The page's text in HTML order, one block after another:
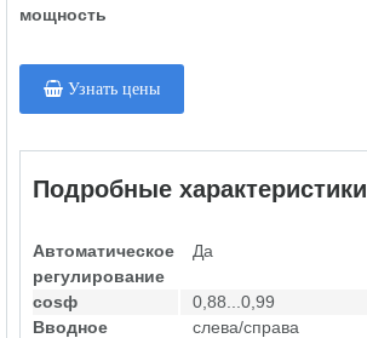
мощность
Узнать цены
Подробные характеристики
Автоматическое
регулирование
Да
cosф
0,88...0,99
Вводное
слева/справа